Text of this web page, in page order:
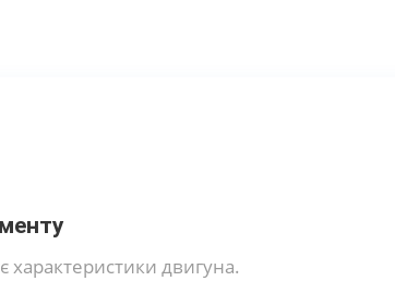
двигуна.